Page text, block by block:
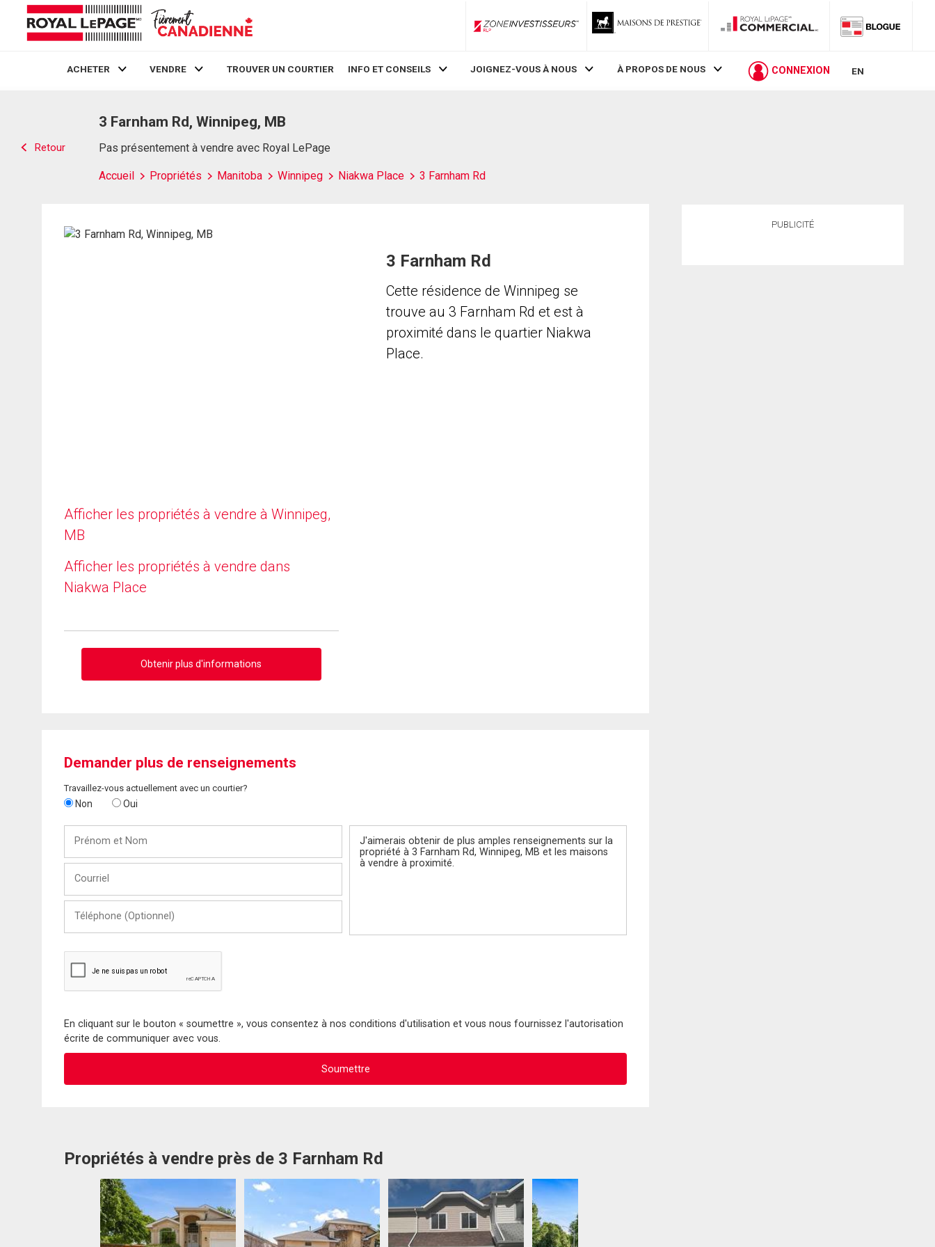
ZoneInvestisseurs RLP
ACHETER VENDRE TROUVER UN COURTIER INFO ET CONSEILS JOIGNEZ-VOUS À NOUS À PROPOS DE NOUS CONNEXION EN
Retour
3 Farnham Rd, Winnipeg, MB
Pas présentement à vendre avec Royal LePage
Accueil Propriétés Manitoba Winnipeg Niakwa Place 3 Farnham Rd
Afficher les propriétés à vendre à Winnipeg,
MB
Afficher les propriétés à vendre dans
Niakwa Place
Obtenir plus d'informations
3 Farnham Rd
Cette résidence de Winnipeg se
trouve au 3 Farnham Rd et est à
proximité dans le quartier Niakwa
Place.
Demander plus de renseignements
Travaillez-vous actuellement avec un courtier?
Non Oui
Nom
(Optionnel)
En cliquant sur le bouton « soumettre », vous consentez à nos conditions d'utilisation et vous nous fournissez l'autorisation
écrite de communiquer avec vous.
Propriétés à vendre près de 3 Farnham Rd
PUBLICITÉ